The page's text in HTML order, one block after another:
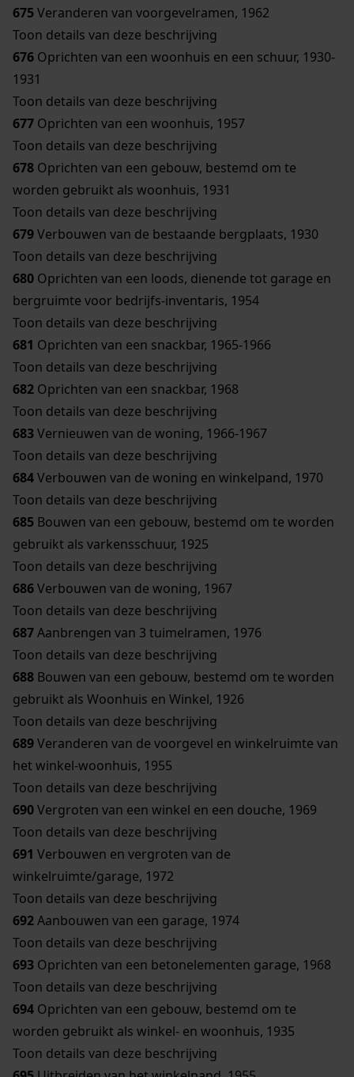
675Veranderen van voorgevelramen, 1962
Toon details van deze beschrijving
676 Oprichten van een woonhuis en een schuur, 1930-
1931
Toon details van deze beschrijving
677 Oprichten van een woonhuis, 1957
Toon details van deze beschrijving
678 Oprichten van een gebouw, bestemd om te
worden gebruikt als woonhuis, 1931
Toon details van deze beschrijving
679Verbouwen van de bestaande bergplaats, 1930
Toon details van deze beschrijving
680 Oprichten van een loods, dienende tot garage en
bergruimte voor bedrijfs-inventaris, 1954
Toon details van deze beschrijving
681 Oprichten van een snackbar, 1965-1966
Toon details van deze beschrijving
682 Oprichten van een snackbar, 1968
Toon details van deze beschrijving
683Vernieuwen van de woning, 1966-1967
Toon details van deze beschrijving
684Verbouwen van de woning en winkelpand, 1970
Toon details van deze beschrijving
685 Bouwen van een gebouw, bestemd om te worden
gebruikt als varkensschuur, 1925
Toon details van deze beschrijving
686Verbouwen van de woning, 1967
Toon details van deze beschrijving
687Aanbrengen van 3 tuimelramen, 1976
Toon details van deze beschrijving
688 Bouwen van een gebouw, bestemd om te worden
gebruikt als Woonhuis en Winkel, 1926
Toon details van deze beschrijving
689Veranderen van de voorgevel en winkelruimte van
het winkel-woonhuis, 1955
Toon details van deze beschrijving
690Vergroten van een winkel en een douche, 1969
Toon details van deze beschrijving
691 Verbouwen en vergroten van de
winkelruimte/garage, 1972
Toon details van deze beschrijving
692Aanbouwen van een garage, 1974
Toon details van deze beschrijving
693 Oprichten van een betonelementen garage, 1968
Toon details van deze beschrijving
694 Oprichten van een gebouw, bestemd om te
worden gebruikt als winkel- en woonhuis, 1935
Toon details van deze beschrijving